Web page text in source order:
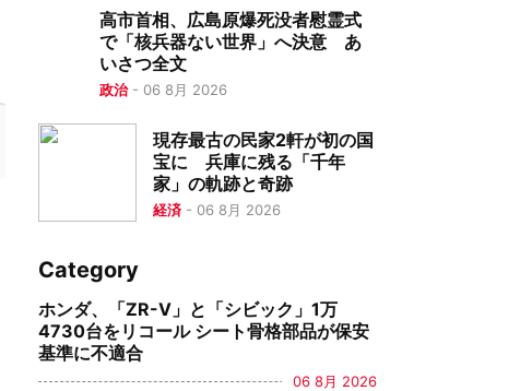
高市首相、広島原爆死没者慰霊式
で「核兵器ない世界」へ決意 あ
いさつ全文
政治- 06 8月 2026
現存最古の民家2軒が初の国
宝に 兵庫に残る「千年
家」の軌跡と奇跡
経済 - 06 8月 2026
Category
ホンダ、「ZR-V」と「シビック」1万
4730台をリコール シート骨格部品が保安
基準に不適合
06 8月 2026